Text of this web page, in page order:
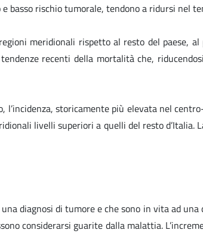
rischio tumorale, tendono a ridursi nel
meridionali rispetto al resto del paese,
recenti della mortalità che,
storicamente più elevata nel
livelli superiori a quelli del resto d’Italia.
diagnosi di tumore e che sono in vita ad
considerarsi guarite dalla malattia.